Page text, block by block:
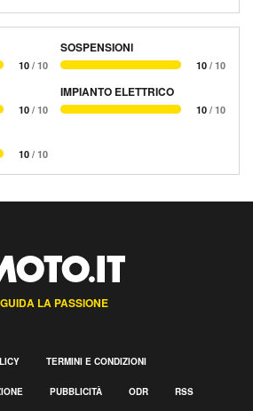
10 / 10
SOSPENSIONI
10 / 10
10 / 10
IMPIANTO ELETTRICO
10 / 10
10 / 10
GUIDA LA PASSIONE
TERMINI E CONDIZIONI
PUBBLICITÀ ODR RSS